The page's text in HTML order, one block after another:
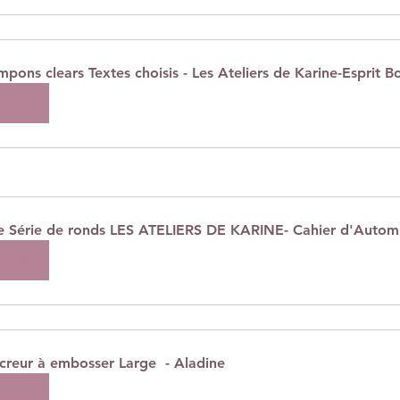
clears Textes choisis - Les Ateliers de Karine-Esprit
Série de ronds LES ATELIERS DE KARINE- Cahier
à embosser Large  - Aladine